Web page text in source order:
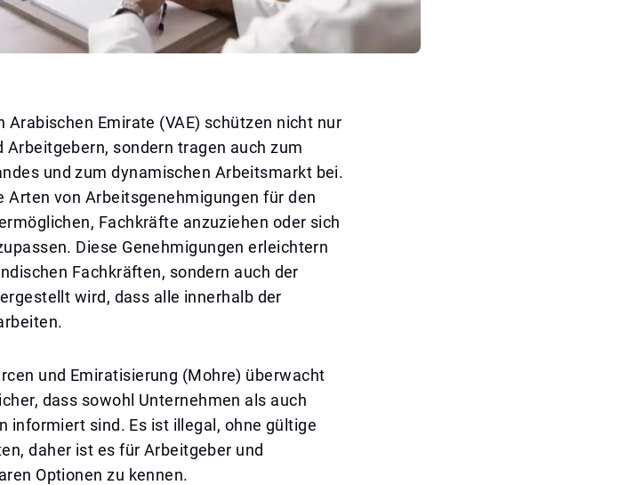
Emirate (VAE) schützen nicht nur
sondern tragen auch zum
und zum dynamischen Arbeitsmarkt bei.
Arten von Arbeitsgenehmigungen für den
Fachkräfte anzuziehen oder sich
Diese Genehmigungen erleichtern
Fachkräften, sondern auch der
wird, dass alle innerhalb der
und Emiratisierung (Mohre) überwacht
dass sowohl Unternehmen als auch
informiert sind. Es ist illegal, ohne gültige
daher ist es für Arbeitgeber und
Optionen zu kennen.